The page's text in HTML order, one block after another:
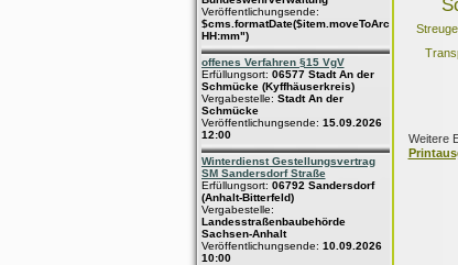
Veröffentlichungsende:
HH:mm")
offenes Verfahren §15 VgV
Erfüllungsort: 06577 Stadt An der
Schmücke (Kyffhäuserkreis)
Vergabestelle: Stadt An der
Schmücke
Veröffentlichungsende: 15.09.2026
12:00
Winterdienst Gestellungsvertrag
SM Sandersdorf Straße
Erfüllungsort: 06792 Sandersdorf
(Anhalt-Bitterfeld)
Vergabestelle:
Landesstraßenbaubehörde
Sachsen-Anhalt
Veröffentlichungsende: 10.09.2026
10:00
Weitere